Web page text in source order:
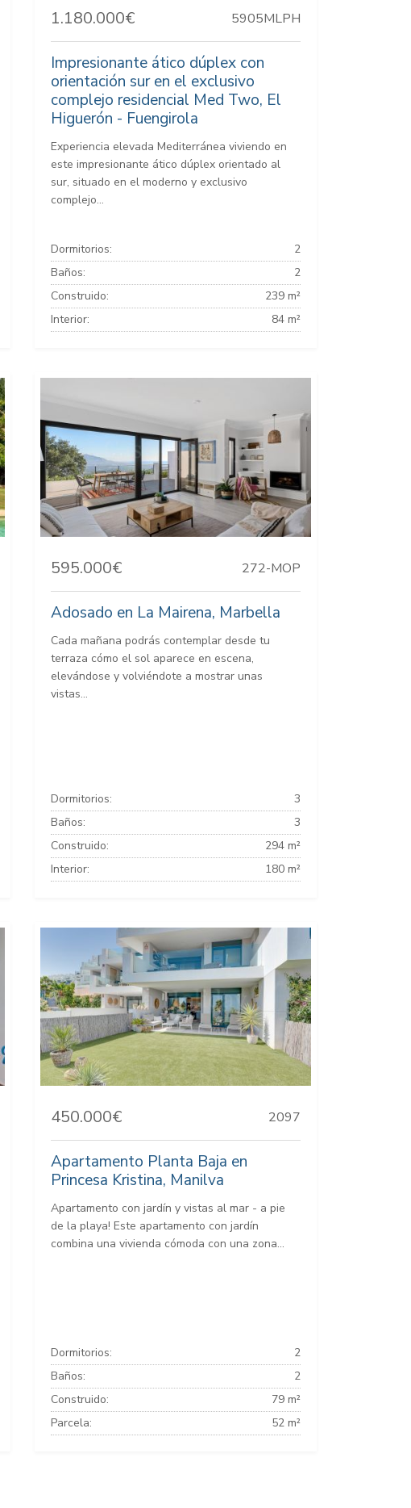
1.180.000€ 5905MLPH
Impresionante ático dúplex con
orientación sur en el exclusivo
complejo residencial Med Two, El
Higuerón - Fuengirola
Experiencia elevada Mediterránea viviendo en
este impresionante ático dúplex orientado al
sur, situado en el moderno y exclusivo
complejo...
Dormitorios:
2
Baños:
2
Construido:
239 m²
Interior:
84 m²
595.000€ 272-MOP
Adosado en La Mairena, Marbella
Cada mañana podrás contemplar desde tu
terraza cómo el sol aparece en escena,
elevándose y volviéndote a mostrar unas
vistas...
Dormitorios:
3
Baños:
3
Construido:
294 m²
Interior:
180 m²
450.000€ 2097
Apartamento Planta Baja en
Princesa Kristina, Manilva
Apartamento con jardín y vistas al mar - a pie
de la playa! Este apartamento con jardín
combina una vivienda cómoda con una zona...
Dormitorios:
2
Baños:
2
Construido:
79 m²
Parcela:
52 m²